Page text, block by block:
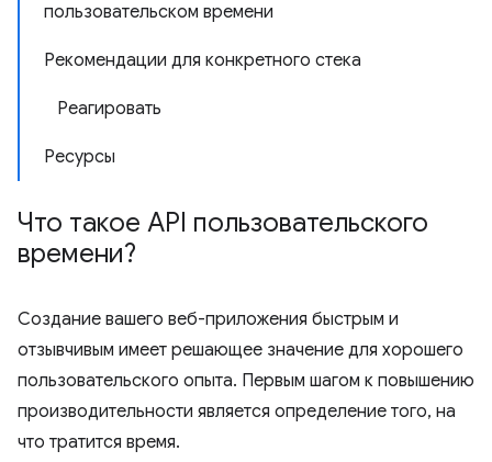
пользовательском времени
Рекомендации для конкретного стека
Реагировать
Ресурсы
Что такое API пользовательского
времени?
Создание вашего веб-приложения быстрым и
отзывчивым имеет решающее значение для хорошего
пользовательского опыта. Первым шагом к повышению
производительности является определение того, на
что тратится время.